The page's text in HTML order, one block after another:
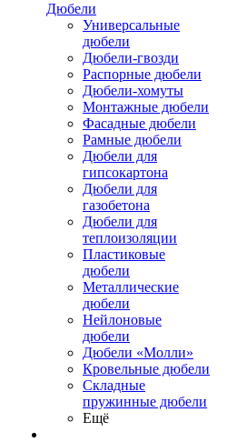
Дюбели
Универсальные
дюбели
Дюбели-гвозди
Распорные дюбели
Дюбели-хомуты
Монтажные дюбели
Фасадные дюбели
Рамные дюбели
Дюбели для
гипсокартона
Дюбели для
газобетона
Дюбели для
теплоизоляции
Пластиковые
дюбели
Металлические
дюбели
Нейлоновые
дюбели
Дюбели «Молли»
Кровельные дюбели
Складные
пружинные дюбели
Ещё